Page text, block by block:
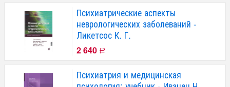
Психиатрические аспекты
неврологических заболеваний -
Ликетсос К. Г.
2 640 Р
Психиатрия и медицинская